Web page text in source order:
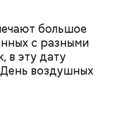
большое
с разными
в эту дату
воздушных
лекции
проводят
малину со
на основе этих
в магазине
со своими